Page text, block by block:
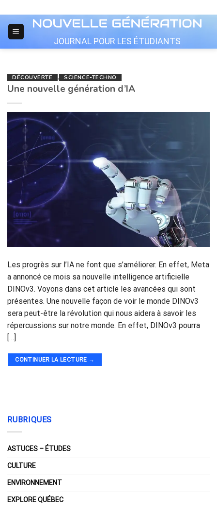
to
content
JOURNAL POUR LES ÉTUDIANTS
DÉCOUVERTE , SCIENCE-TECHNO
Une nouvelle génération d’IA
Les progrès sur l’IA ne font que s’améliorer. En effet, Meta
a annoncé ce mois sa nouvelle intelligence artificielle
DINOv3. Voyons dans cet article les avancées qui sont
présentes. Une nouvelle façon de voir le monde DINOv3
sera peut-être la révolution qui nous aidera à savoir les
répercussions sur notre monde. En effet, DINOv3 pourra
[…]
CONTINUER LA LECTURE →
RUBRIQUES
ASTUCES – ÉTUDES
CULTURE
ENVIRONNEMENT
EXPLORE QUÉBEC